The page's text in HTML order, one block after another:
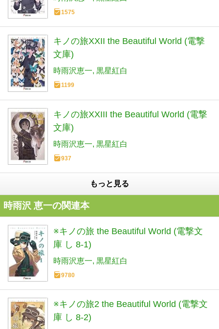
1575
キノの旅XXII the Beautiful World (電撃
文庫)
時雨沢恵一 黒星紅白
1199
キノの旅XXIII the Beautiful World (電撃
文庫)
時雨沢恵一 黒星紅白
937
もっと見る
時雨沢 恵一の関連本
※キノの旅 the Beautiful World (電撃文
庫 し 8-1)
時雨沢恵一 黒星紅白
9780
※キノの旅2 the Beautiful World (電撃文
庫 し 8-2)